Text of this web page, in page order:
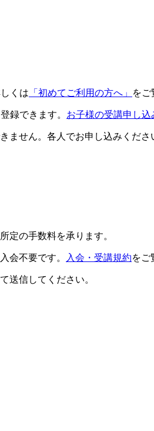
くは 「初めてご利用の方へ」 をご
録できます。 お子様の受講申し
せん。各人でお申し込みくださ
定の手数料を承ります。
会不要です。 入会・受講規約をご
送信してください。